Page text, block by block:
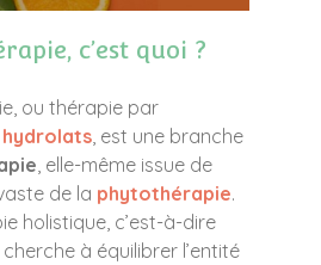
c’est quoi ?
ou thérapie par
hydrolats , est une branche
, elle-même issue de
de la phytothérapie.
holistique, c’est-à-dire
cherche à équilibrer l’entité